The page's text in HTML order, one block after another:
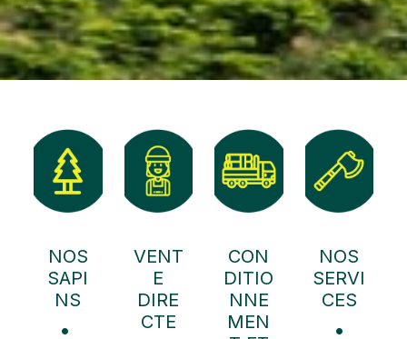
NOS
SAPI
NS
•
VENT
E
DIRE
CTE
CON
DITIO
NNE
MEN
NOS
SERVI
CES
•